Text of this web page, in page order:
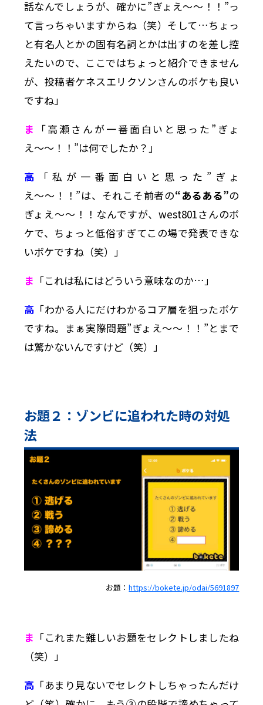
話なんでしょうが、確かに”ぎょえ〜〜！！”っ
て言っちゃいますからね（笑）そして…ちょっ
と有名人とかの固有名詞とかは出すのを差し控
えたいので、ここではちょっと紹介できません
が、投稿者ケネスエリクソンさんのボケも良い
ですね」
ま
「高瀬さんが一番面白いと思った”ぎょ
え〜〜！！”は何でしたか？」
高
「私が一番面白いと思った”ぎょ
え〜〜！！”は、それこそ前者の“あるある”の
ぎょえ〜〜！！なんですが、west801さんのボ
ケで、ちょっと低俗すぎてこの場で発表できな
いボケですね（笑）」
ま 「これは私にはどういう意味なのか…」
高 「わかる人にだけわかるコア層を狙ったボケ
ですね。まぁ実際問題”ぎょえ〜〜！！”とまで
は驚かないんですけど（笑）」
お題２：ゾンビに追われた時の対処
法
お題：https://bokete.jp/odai/5691897
ま 「これまた難しいお題をセレクトしましたね
（笑）」
高 「あまり見ないでセレクトしちゃったんだけ